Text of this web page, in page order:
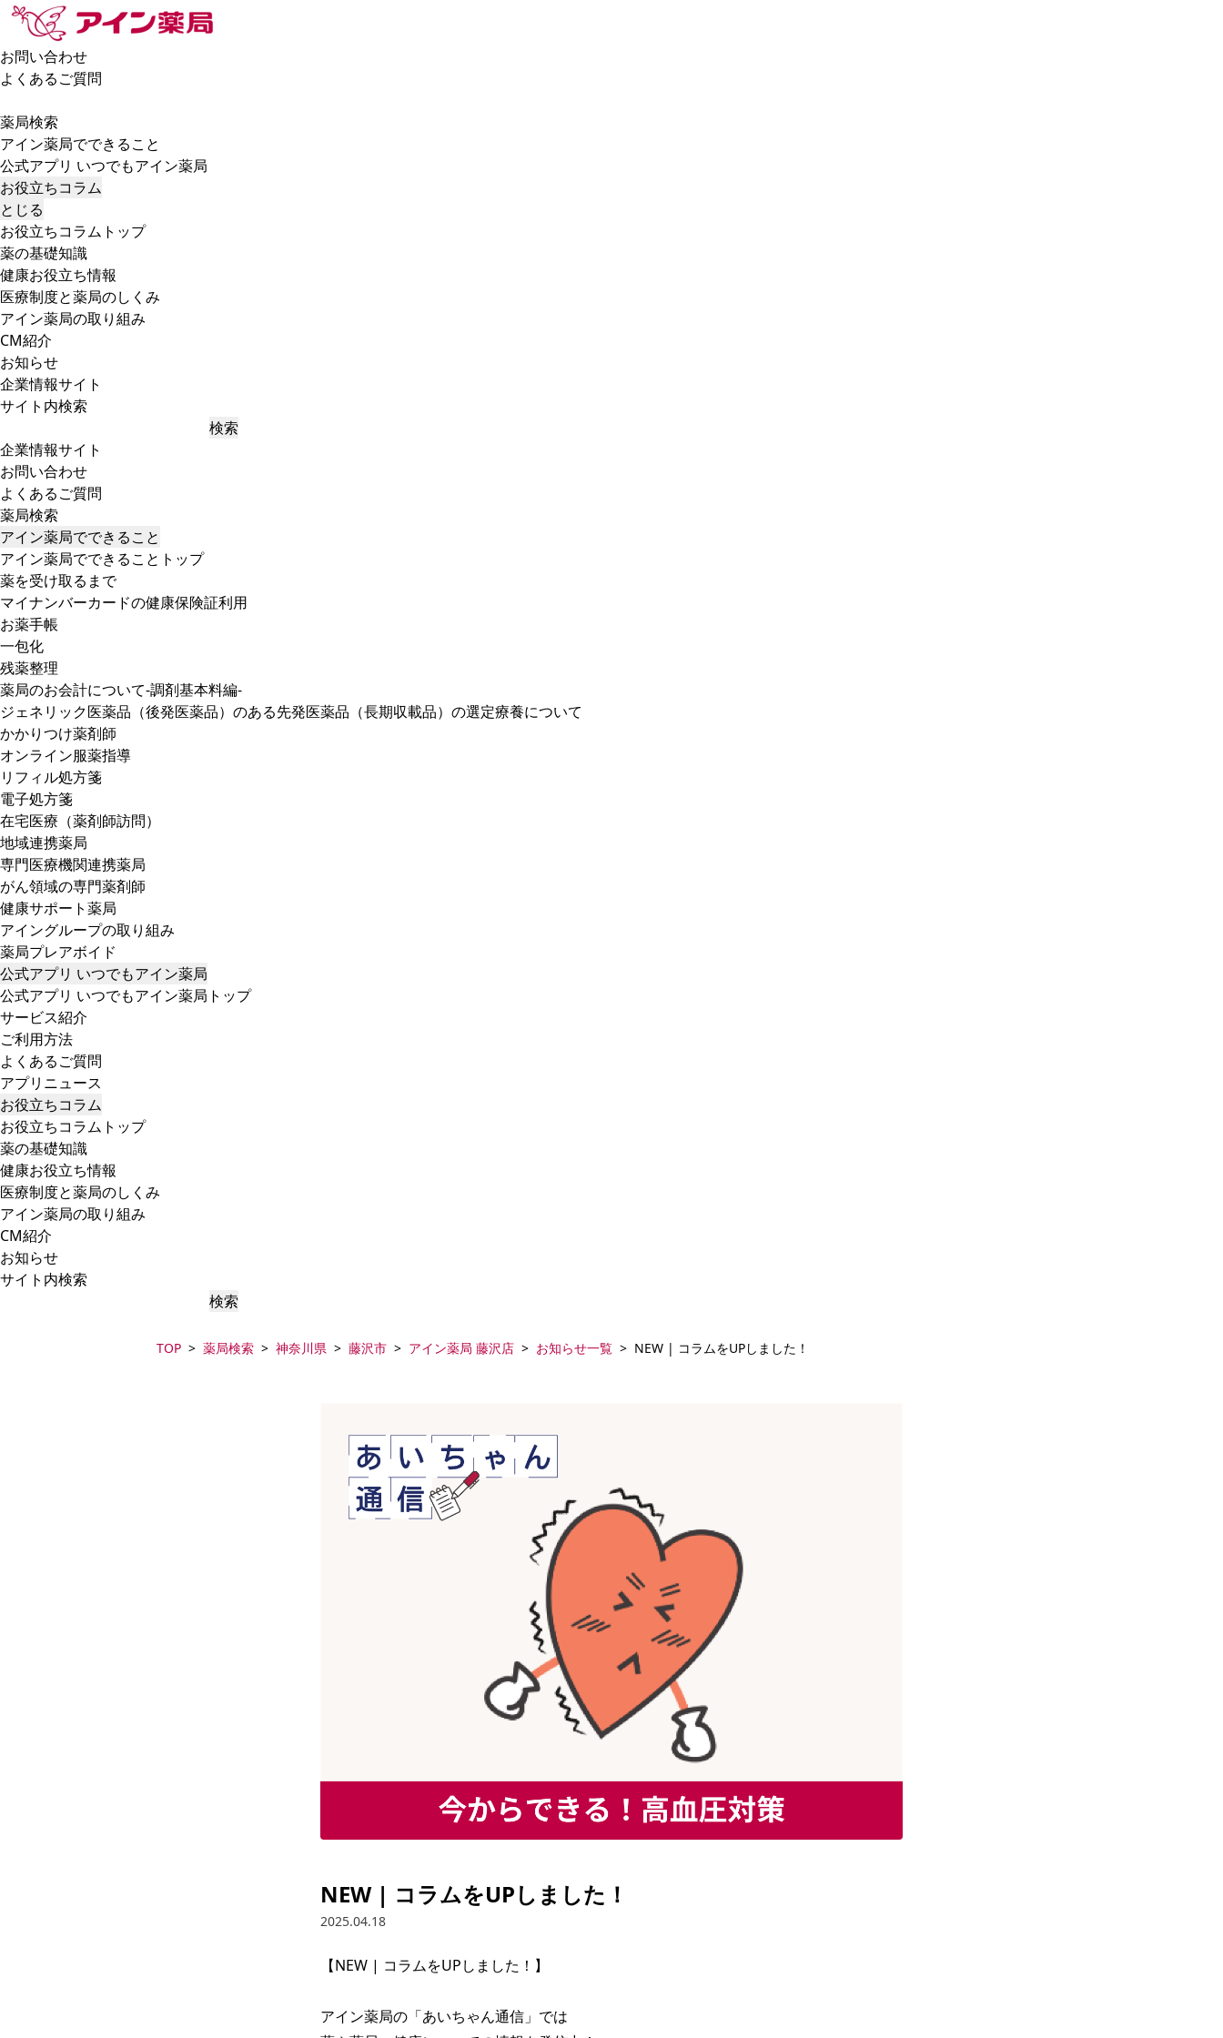
お問い合わせ
よくあるご質問
薬局検索
アイン薬局でできること
公式アプリ いつでもアイン薬局
お役立ちコラム
とじる
お役立ちコラムトップ
薬の基礎知識
健康お役立ち情報
医療制度と薬局のしくみ
アイン薬局の取り組み
CM紹介
お知らせ
企業情報サイト
サイト内検索
検索
企業情報サイト
お問い合わせ
よくあるご質問
薬局検索
アイン薬局でできること
アイン薬局でできることトップ
薬を受け取るまで
マイナンバーカードの健康保険証利用
お薬手帳
一包化
残薬整理
薬局のお会計について-調剤基本料編-
ジェネリック医薬品（後発医薬品）のある先発医薬品（長期収載品）の選定療養について
かかりつけ薬剤師
オンライン服薬指導
リフィル処方箋
電子処方箋
在宅医療（薬剤師訪問）
地域連携薬局
専門医療機関連携薬局
がん領域の専門薬剤師
健康サポート薬局
アイングループの取り組み
薬局プレアボイド
公式アプリ いつでもアイン薬局
公式アプリ いつでもアイン薬局トップ
サービス紹介
ご利用方法
よくあるご質問
アプリニュース
お役立ちコラム
お役立ちコラムトップ
薬の基礎知識
健康お役立ち情報
医療制度と薬局のしくみ
アイン薬局の取り組み
CM紹介
お知らせ
サイト内検索
検索
TOP 薬局検索 神奈川県 藤沢市 アイン薬局 藤沢店 お知らせ一覧 NEW | コラムをUPしました！
NEW | コラムをUPしました！
2025.04.18
【NEW | コラムをUPしました！】
アイン薬局の「あいちゃん通信」では